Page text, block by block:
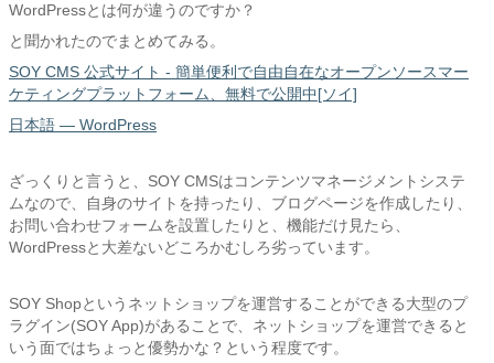
WordPressとは何が違うのですか？
と聞かれたのでまとめてみる。
SOY CMS 公式サイト - 簡単便利で自由自在なオープンソースマー
ケティングプラットフォーム、無料で公開中[ソイ]
日本語 — WordPress
ざっくりと言うと、SOY CMSはコンテンツマネージメントシステ
ムなので、自身のサイトを持ったり、ブログページを作成したり、
お問い合わせフォームを設置したりと、機能だけ見たら、
WordPressと大差ないどころかむしろ劣っています。
SOY Shopというネットショップを運営することができる大型のプ
ラグイン(SOY App)があることで、ネットショップを運営できると
いう面ではちょっと優勢かな？という程度です。